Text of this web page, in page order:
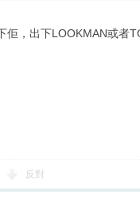
佢，出下LOOKMAN或者
反對